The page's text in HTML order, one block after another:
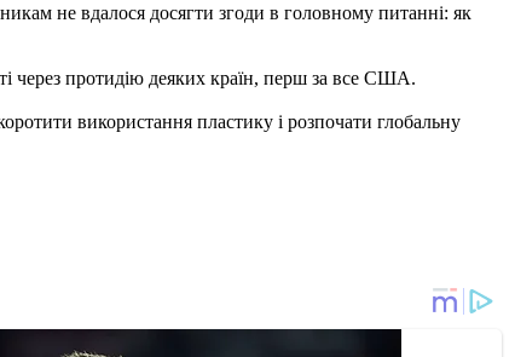
не вдалося досягти згоди в головному питанні: як
через протидію деяких країн, перш за все США.
використання пластику і розпочати глобальну